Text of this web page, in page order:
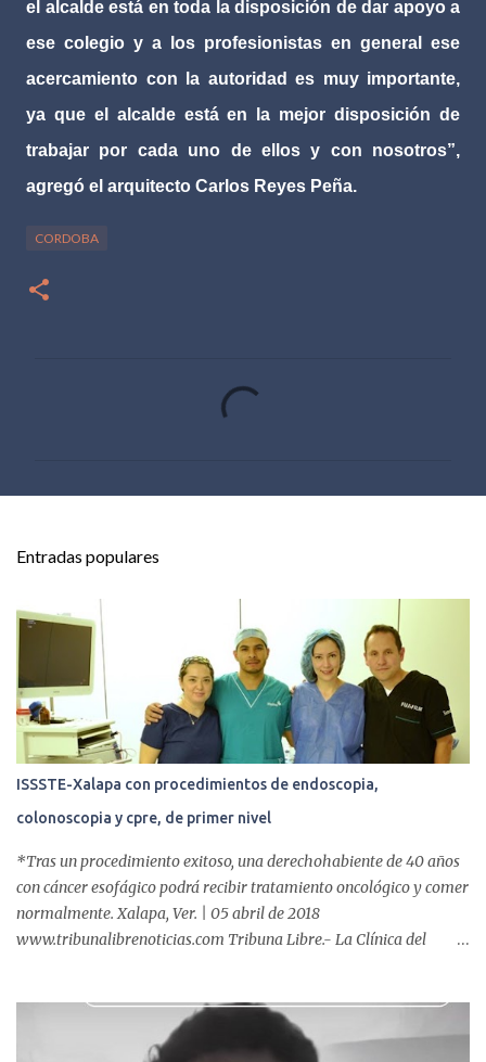
el alcalde está en toda la disposición de dar apoyo a
ese colegio y a los profesionistas en general ese
acercamiento con la autoridad es muy importante,
ya que el alcalde está en la mejor disposición de
trabajar por cada uno de ellos y con nosotros”,
agregó el arquitecto Carlos Reyes Peña.
CORDOBA
s
Entradas populares
ISSSTE-Xalapa con procedimientos de endoscopia,
colonoscopia y cpre, de primer nivel
*Tras un procedimiento exitoso, una derechohabiente de 40 años
con cáncer esofágico podrá recibir tratamiento oncológico y comer
normalmente. Xalapa, Ver. | 05 abril de 2018
www.tribunalibrenoticias.com Tribuna Libre.- La Clínica del
incluyen endoscopia, colonoscopia y colangiopancreatografía
retrógrada endoscópica (CPRE), con equipo de alta tecnología de